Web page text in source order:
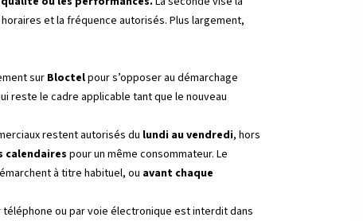
et la fréquence autorisés. Plus largement,
sur Bloctelpour s’opposer au démarchage
reste le cadre applicable tant que le nouveau
restent autorisés du lundi au vendredi, hors
pour un même consommateur. Le
à titre habituel, ou avant chaque
ou par voie électronique est interdit dans